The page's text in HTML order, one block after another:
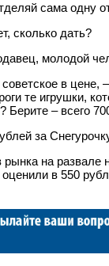
сама одну
сколько дать?
молодой
в цене, –
те игрушки,
Берите – всего
за
на развале
в 550